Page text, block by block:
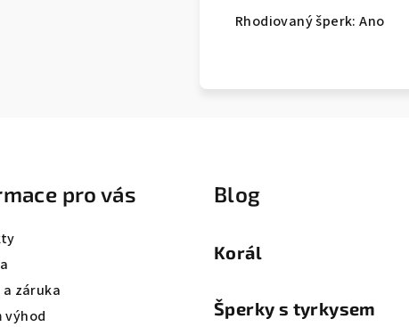
Rhodiovaný šperk: Ano
pro vás
záruka
výhod
Blog
Korál
Šperky s tyrkysem